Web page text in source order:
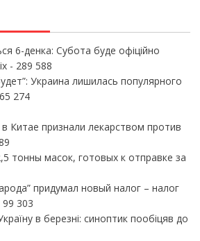
6-денка: Субота буде офіційно
- 289 588
Украина лишилась популярного
274
Китае признали лекарством против
тонны масок, готовых к отправке за
придумал новый налог – налог
99 303
в березні: синоптик пообіцяв до